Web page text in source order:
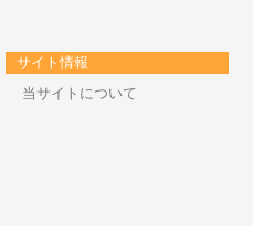
サイト情報
当サイトについて